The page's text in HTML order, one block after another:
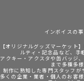
インボイスの
【オリジナルグッズマーケット
ルティ・記念品など、手
アクキー・アクスタや缶バッジ
まで多種多
制作に熟知した専門スタッフが
多くの企業・業者・個人のお客